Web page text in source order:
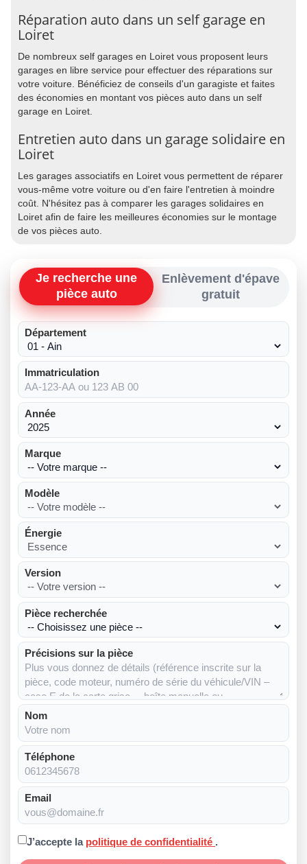
Réparation auto dans un self garage en
Loiret
De nombreux self garages en Loiret vous proposent leurs
garages en libre service pour effectuer des réparations sur
votre voiture. Bénéficiez de conseils d'un garagiste et faites
des économies en montant vos pièces auto dans un self
garage en Loiret.
Entretien auto dans un garage solidaire en
Loiret
Les garages associatifs en Loiret vous permettent de réparer
vous-même votre voiture ou d'en faire l'entretien à moindre
coût. N'hésitez pas à comparer les garages solidaires en
Loiret afin de faire les meilleures économies sur le montage
de vos pièces auto.
Je recherche une
pièce auto
Enlèvement d'épave
gratuit
Département
Immatriculation
Année
Marque
Modèle
Énergie
Version
Pièce recherchée
Précisions sur la pièce
Nom
Téléphone
Email
J’accepte la politique de confidentialité .